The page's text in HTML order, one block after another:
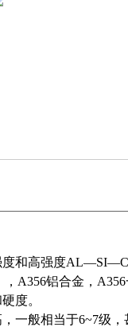
度和高强度
A356铝合金，
度。
一般相当于6~7级